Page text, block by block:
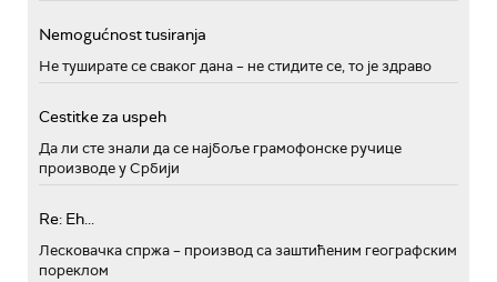
Nemogućnost tusiranja
Не туширате се сваког дана – не стидите се, то је здраво
Cestitke za uspeh
Да ли сте знали да се најбоље грамофонске ручице
производе у Србији
Re: Eh...
Лесковачка спржа – производ са заштићеним географским
пореклом